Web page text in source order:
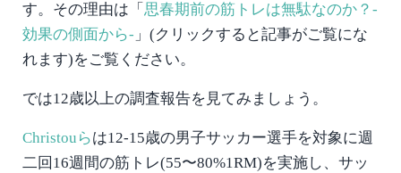
す。その理由は「 思春期前の筋トレは無駄なのか？-
効果の側面から- 」(クリックすると記事がご覧にな
れます)をご覧ください。
では12歳以上の調査報告を見てみましょう。
Christouらは12-15歳の男子サッカー選手を対象に週
二回16週間の筋トレ(55〜80%1RM)を実施し、サッ